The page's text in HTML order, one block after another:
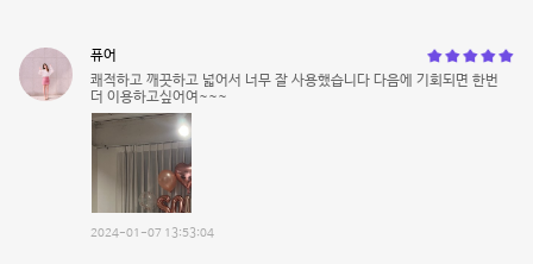
퓨어
쾌적하고 깨끗하고 넓어서 너무 잘 사용했습니다 다음에 기회되면 한번
더 이용하고싶어여~~~
2024-01-07 13:53:04